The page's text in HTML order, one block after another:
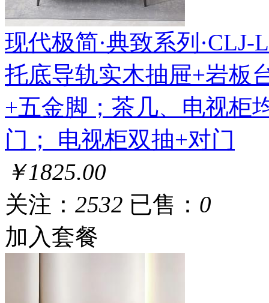
现代极简·典致系列·CLJ-
托底导轨实木抽屉+岩板
+五金脚；茶几、电视柜
门； 电视柜双抽+对门
￥1825.00
关注： 2532 已售： 0
加入套餐